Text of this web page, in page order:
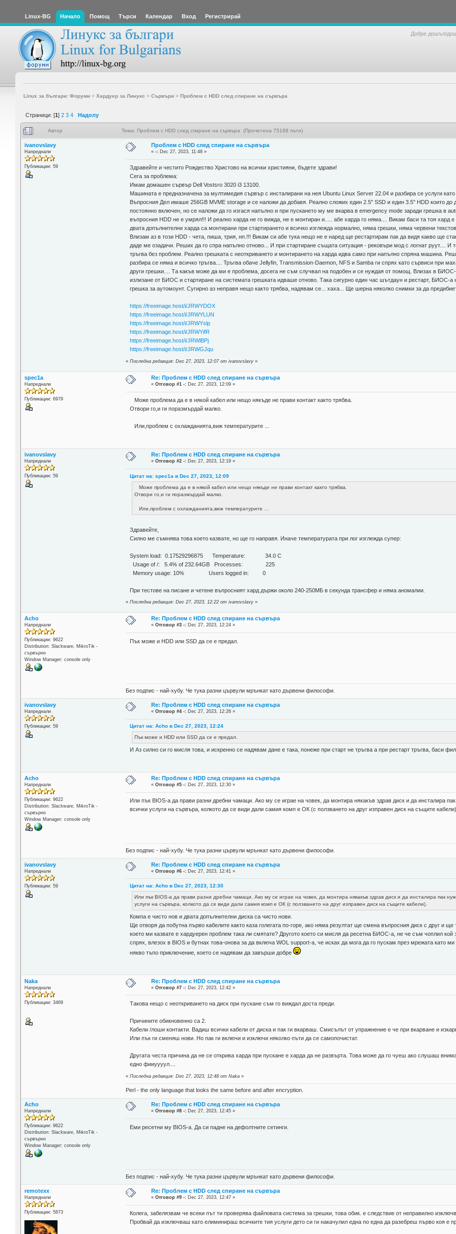
Linux-BG Начало Помощ Търси Календар Вход Регистрирай
Добре дошъл/
Linux за българи: Форуми> Хардуер за Линукс > Сървъри> Проблем с HDD след спиране на сървъра
Страници: [1] 2 3 4 Надолу
Автор Тема: Проблем с HDD след спиране на сървъра (Прочетена 75188 пъти)
ivanovslavy
Напреднали
Публикации: 59
Проблем с HDD след спиране на сървъра
«-: Dec 27, 2023, 11:48 »
Здравейте и честито Рождество Христово на всички християни, бъдете здрави!
Сега за проблема:
Имам домашен сървър Dell Vostsro 3020 i3 13100.
Машината е предназначена за мултимедия сървър с инсталирани на нея Ubuntu Linux Server 22.04 и разбира се услуги
Въпросния Дел имаше 256GB MVME storage и се наложи да добавя. Реално сложих един 2.5'' SSD и един 3.5'' HDD които
постоянно включен, но се наложи да го изгася напълно и при пускането му ме вкарва в emergency mode заради грешка в
въпросния HDD не е умрял!!! И реално харда не го вижда, не е монтиран и..... абе харда го няма.... Викам баси та тоя хард
двата допълнителни харда са монтирани при стартирането и всичко изглежда нормално, няма грешки, няма червени
Влизам аз в този HDD - чета, пиша, трия, нп.!!! Викам си абе тука нещо не е наред ще рестартирам пак да видя какво ще
даде ме озадачи. Реших да го спра напълно отново... И при стартиране същата ситуация - рековъри мод с логнат руут.... И
тръгва без проблем. Реално грешката с неоткриването и монтирането на харда идва само при напълно спряна машина.
разбира се няма и всичко тръгва.... Тръгва обаче Jellyfin, Transmission-Daemon, NFS и Samba ги спрях като сървиси при
други грешки.... Та какъв може да ми е проблема, досега не съм случвал на подобен и се нуждая от помощ. Влизах в
излизане от БИОС и стартиране на системата грешката идваше отново. Така сигурно един час шътдаун и рестарт, БИОС-а
грешка за аутомоунт. Сугирно аз неправя нещо както трябва, надявам се... хаха... Ще шерна няколко снимки за да
https://freeimage.host/i/JRWYDOX
https://freeimage.host/i/JRWYLUN
https://freeimage.host/i/JRWYslp
https://freeimage.host/i/JRWYifR
https://freeimage.host/i/JRWlBPj
https://freeimage.host/i/JRWGJqu
«Последна редакция: Dec 27, 2023, 12:07 от ivanovslavy »
spec1a
Напреднали
Публикации: 6979
Re: Проблем с HDD след спиране на сървъра
«Отговор #1 -: Dec 27, 2023, 12:09 »
Може проблема да е в някой кабел или нещо някъде не прави контакт както трябва.
Отвори го,и ги поразмърдай малко.
Или,проблем с охлажданията,виж температурите ...
ivanovslavy
Напреднали
Публикации: 59
Re: Проблем с HDD след спиране на сървъра
«Отговор #2 -: Dec 27, 2023, 12:19 »
Цитат на: spec1a в Dec 27, 2023, 12:09
Може проблема да е в някой кабел или нещо някъде не прави контакт както трябва.
Отвори го,и ги поразмърдай малко.
Или,проблем с охлажданията,виж температурите ...
Здравейте,
Силно ме съмнява това което казвате, но ще го направя. Иначе температурата при лог изглежда супер:
System load: 0.17529296875 Temperature: 34.0 C
Usage of /: 5.4% of 232.64GB Processes: 225
Memory usage: 10% Users logged in: 0
При тестове на писане и четене въпросният хард държи около 240-250МБ в секунда трансфер и няма аномалии.
«Последна редакция: Dec 27, 2023, 12:22 от ivanovslavy »
Acho
Напреднали
Публикации: 9622
Distribution: Slackware, MikroTik -
сървърно
Window Manager: console only
Re: Проблем с HDD след спиране на сървъра
«Отговор #3 -: Dec 27, 2023, 12:24 »
Пък може и HDD или SSD да се е предал.
Без подпис - най-хубу. Че тука разни цървули мрънкат като дървени философи.
ivanovslavy
Напреднали
Публикации: 59
Re: Проблем с HDD след спиране на сървъра
«Отговор #4 -: Dec 27, 2023, 12:26 »
Цитат на: Acho в Dec 27, 2023, 12:24
Пък може и HDD или SSD да се е предал.
И Аз силно си го мисля това, и искренно се надявам дане е така, понеже при старт не тръгва а при рестарт тръгва, баси
Acho
Напреднали
Публикации: 9622
Distribution: Slackware, MikroTik -
сървърно
Window Manager: console only
Re: Проблем с HDD след спиране на сървъра
«Отговор #5 -: Dec 27, 2023, 12:30 »
Или пък BIOS-а да прави разни дребни чамаци. Ако му се играе на човек, да монтира някакъв здрав диск и да инсталира
всички услуги на сървъра, колкото да се види дали самия комп е ОК (с ползването на друг изправен диск на същите
Без подпис - най-хубу. Че тука разни цървули мрънкат като дървени философи.
ivanovslavy
Напреднали
Публикации: 59
Re: Проблем с HDD след спиране на сървъра
«Отговор #6 -: Dec 27, 2023, 12:41 »
Цитат на: Acho в Dec 27, 2023, 12:30
Или пък BIOS-а да прави разни дребни чамаци. Ако му се играе на човек, да монтира някакъв здрав диск и да инсталира пак
услуги на сървъра, колкото да се види дали самия комп е ОК (с ползването на друг изправен диск на същите кабели).
Компа е чисто нов и двата допълнителни диска са чисто нови.
Ще отворя да побутна първо кабелите както каза голегата по-горе, ако няма резултат ще смена въпросния диск с друг и
което ми казвате е хардуерен проблем така ли смятате? Другото което си мисля да ресетна БИОС-а, не че съм чоплил
спрях, влезох в BIOS и бутнах това-онова за да включа WOL support-a, че исках да мога да го пускам през мрежата като
някво тъпо приключение, което се надявам да завърши добре
Naka
Напреднали
Публикации: 3469
Re: Проблем с HDD след спиране на сървъра
«Отговор #7 -: Dec 27, 2023, 12:42 »
Такова нещо с неоткриването на диск при пускане съм го виждал доста преди.
Причините обикновенно са 2.
Кабели /лоши контакти. Вадиш всички кабели от диска и пак ги вкарваш. Смисълът от упражнение е че при вкарване и
Или пък ги сменяш нови. Но пак ги включи и изключи няколко пъти да се самопочистат.
Другата честа причина да не се открива харда при пускане е харда да не развърта. Това може да го чуеш ако слушаш
едно фииуууул....
«Последна редакция: Dec 27, 2023, 12:48 от Naka »
Perl - the only language that looks the same before and after encryption.
Acho
Напреднали
Публикации: 9622
Distribution: Slackware, MikroTik -
сървърно
Window Manager: console only
Re: Проблем с HDD след спиране на сървъра
«Отговор #8 -: Dec 27, 2023, 12:45 »
Еми ресетни му BIOS-а. Да си падне на дефолтните сетинги.
Без подпис - най-хубу. Че тука разни цървули мрънкат като дървени философи.
remotexx
Напреднали
Публикации: 5873
Re: Проблем с HDD след спиране на сървъра
«Отговор #9 -: Dec 27, 2023, 12:47 »
Колега, забелязвам че всеки път ти проверява файловата система за грешки, това обик. е следствие от неправилно
Пробвай да изключваш като елиминираш всичките тия услуги дето си ги накачулил една по една да разебреш първо коя